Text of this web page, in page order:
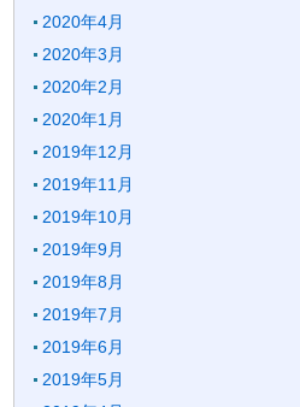
2020年4月
2020年3月
2020年2月
2020年1月
2019年12月
2019年11月
2019年10月
2019年9月
2019年8月
2019年7月
2019年6月
2019年5月